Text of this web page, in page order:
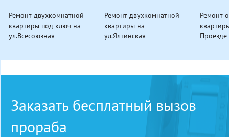
Ремонт двухкомнатной
квартиры под ключ на
ул.Всесоюзная
Ремонт двухкомнатной
квартиры на
ул.Ялтинская
Ремонт
Проезде
Заказать бесплатный вызов
прораба